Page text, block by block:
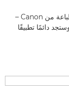
أطلق العنان لقدراتك الإبداعية مع مجموعة برامج الطباعة من Canon –
دائمًا تطبيقًا